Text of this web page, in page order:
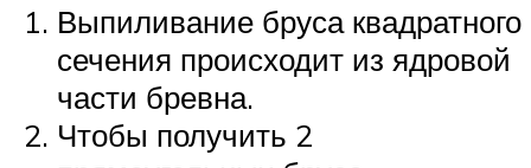
Выпиливание бруса квадратного
сечения происходит из ядровой
части бревна.
Чтобы получить 2